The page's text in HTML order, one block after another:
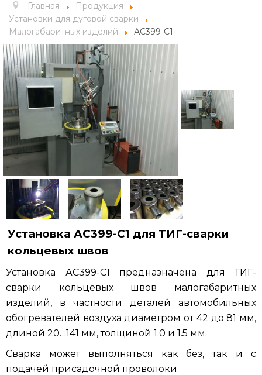
Услуги
Продукция
Галерея
Публикации
Контакты
Главная
Продукция
Установки для дуговой сварки
Малогабаритных изделий
АС399-С1
Установка АС399-С1 для ТИГ-сварки
кольцевых швов
Установка АС399-С1 предназначена для ТИГ-
сварки кольцевых швов малогабаритных
изделий, в частности деталей автомобильных
обогревателей воздуха диаметром от 42 до 81 мм,
длиной 20…141 мм, толщиной 1.0 и 1.5 мм.
Сварка может выполняться как без, так и с
подачей присадочной проволоки.